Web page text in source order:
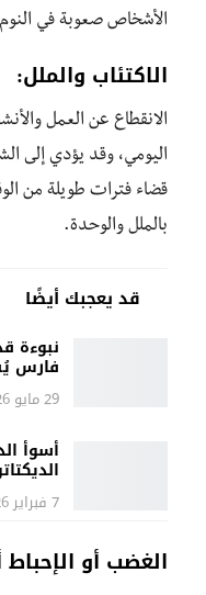
الأشخاص صعوبة في النوم
الاكتئاب والملل:
الانقطاع عن العمل
اليومي، وقد يؤدي إلى
قضاء فترات طويلة من
بالملل والوحدة.
قد يعجبك أيضًا
نبوءة
فارس
29 مايو 2026
أسوأ
7 فبراير 2026
الغضب أو